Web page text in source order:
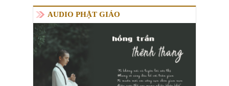
AUDIO PHẬT GIÁO